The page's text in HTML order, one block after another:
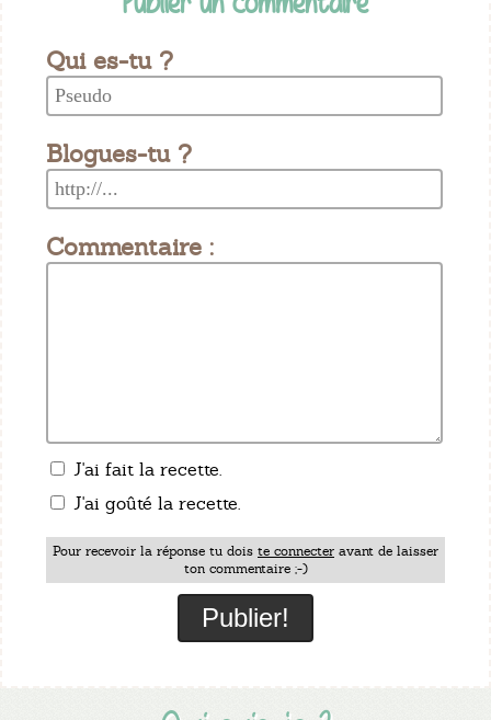
Qui es-tu ?
Blogues-tu ?
Commentaire :
J'ai fait la recette.
J'ai goûté la recette.
Pour recevoir la réponse tu dois te connecter avant de laisser
ton commentaire ;-)